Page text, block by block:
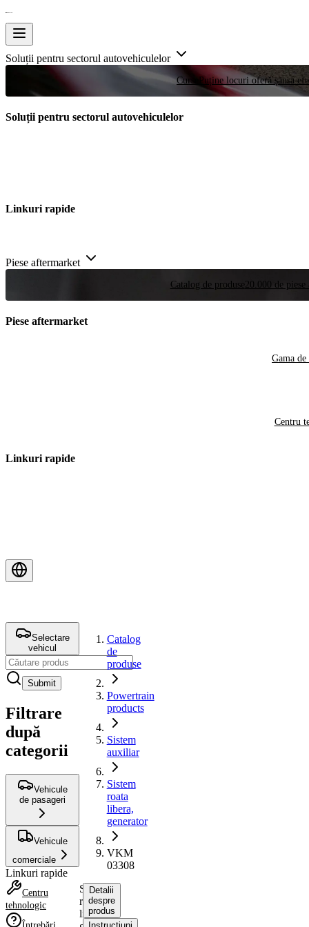
Soluții pentru sectorul autovehiculelor
Curse Puține locuri oferă șansa
Soluții pentru sectorul autovehiculelor
Linkuri rapide
Piese aftermarket
Catalog de produse 20.000 de
Piese aftermarket
Gama de
Centru
Linkuri rapide
Selectare
vehicul
Submit
Filtrare
după
categorii
Vehicule
de pasageri
Vehicule
comerciale
Linkuri rapide
Centru
tehnologic
Catalog
de
produse
Powertrain
products
Sistem
auxiliar
Sistem
roata
libera,
generator
VKM
03308
Sistem
roata
libera,
Detalii
despre
produs